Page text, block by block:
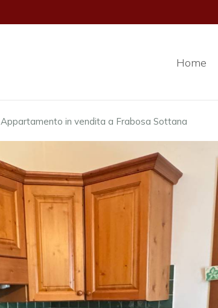
Home
Appartamento in vendita a Frabosa Sottana